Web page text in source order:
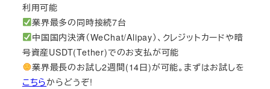
利用可能
業界最多の同時接続7台
中国国内決済（WeChat/Alipay）、クレジットカードや暗
号資産USDT(Tether)でのお支払が可能
業界最長のお試し2週間(14日)が可能。まずはお試しを
こちらからどうぞ!